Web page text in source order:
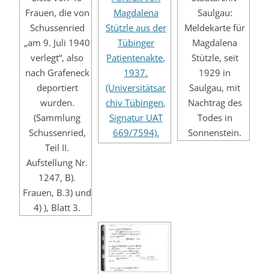
Frauen, die von
Schussenried
„am 9. Juli 1940
verlegt“, also
nach Grafeneck
deportiert
wurden.
(Sammlung
Schussenried,
Teil II.
Aufstellung Nr.
1247, B).
Frauen, B.3) und
4) ), Blatt 3.
Magdalena
Stützle aus der
Tübinger
Patientenakte,
1937.
(Universitätsar
chiv Tübingen,
Signatur UAT
669/7594).
Saulgau:
Meldekarte für
Magdalena
Stützle, seit
1929 in
Saulgau, mit
Nachtrag des
Todes in
Sonnenstein.